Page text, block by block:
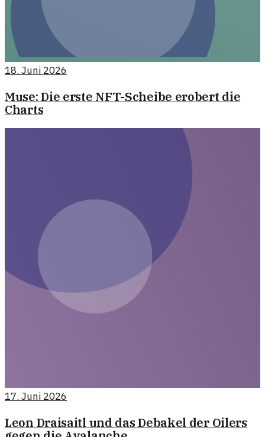
18. Juni 2026
Muse: Die erste NFT-Scheibe erobert die
Charts
17. Juni 2026
Leon Draisaitl und das Debakel der Oilers